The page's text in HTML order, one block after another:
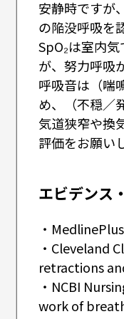
安静時ですが
の陥没呼吸を
SpO₂は室内
が、努力呼吸
呼吸音は（喘
め、（不穏／
気道狭窄や換
評価をお願い
エビデンス
・
・Cleveland
retractions
・NCBI
work of